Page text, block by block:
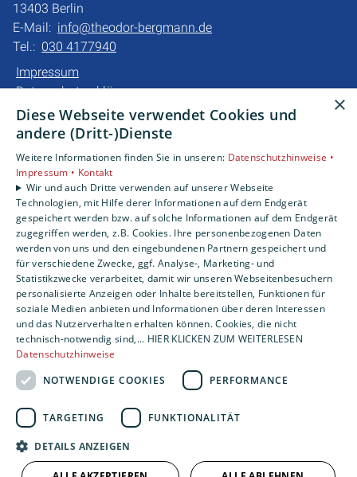
13403 Berlin
E-Mail: info@theodor-bergmann.de
Tel.: 030 4177940
Impressum
Datenschutzerklärung
Barrierefreiheitserklärung
Privatkunden
Gewerbekunden
Karriere
Unternehmen
×
Diese Webseite verwendet Cookies und
andere (Dritt-)Dienste
Weitere Informationen finden Sie in unseren: Datenschutzhinweise •
Impressum • Kontakt
Wir und auch Dritte verwenden auf unserer Webseite
Technologien, mit Hilfe derer Informationen auf dem Endgerät
gespeichert werden bzw. auf solche Informationen auf dem Endgerät
zugegriffen werden, z.B. Cookies. Ihre personenbezogenen Daten
werden von uns und den eingebundenen Partnern gespeichert und
für verschiedene Zwecke, ggf. Analyse-, Marketing- und
Statistikzwecke verarbeitet, damit wir unseren Webseitenbesuchern
personalisierte Anzeigen oder Inhalte bereitstellen, Funktionen für
soziale Medien anbieten und Informationen über deren Interessen
und das Nutzerverhalten erhalten können. Cookies, die nicht
technisch-notwendig sind,... HIER KLICKEN ZUM WEITERLESEN
Datenschutzhinweise
NOTWENDIGE COOKIES
PERFORMANCE
TARGETING FUNKTIONALITÄT
DETAILS ANZEIGEN